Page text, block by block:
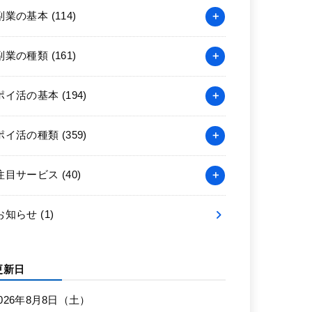
業の基本 (114)
業の種類 (161)
イ活の基本 (194)
イ活の種類 (359)
目サービス (40)
知らせ (1)
新日
年8月8日（土）